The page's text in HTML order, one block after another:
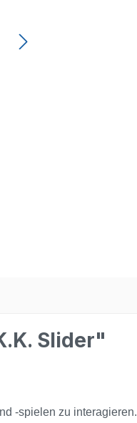
Slider"
-spielen zu interagieren.